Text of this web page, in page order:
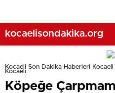
kocaelisondakika.org
Kocaeli Son Dakika Haberleri
Kocaeli
Köpeğe